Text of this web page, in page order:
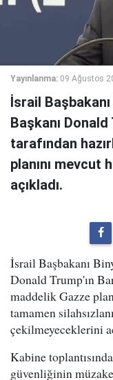
Yayınlanma: 09 Ağustos
İsrail
Başkanı Donald
tarafından
planını mevcut
açıkladı.
İsrail Başbakanı
Donald Trump'ın
maddelik Gazze
tamamen
çekilmeyeceklerini
Kabine
güvenliğinin